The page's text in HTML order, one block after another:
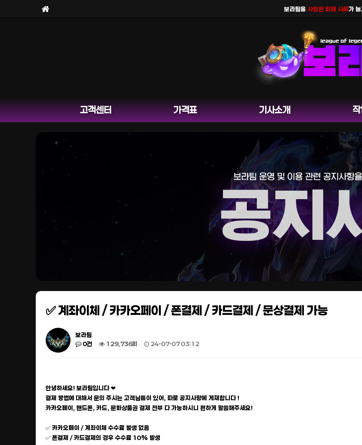
보라팀을사칭한 피해 사례가 늘고
고객센터 가격표 기사소개
✅ 계좌이체 / 카카오페이 / 폰결제 / 카드결제 / 문상결제 가능
보라팀
0건
129,736회 24-07-07 03:12
안녕하세요! 보라팀입니다 ❤
결제 방법에 대해서 문의 주시는 고객님들이 있어, 따로 공지사항에 게재합니다 !
카카오페이, 핸드폰, 카드, 문화상품권 결제 전부 다 가능하시니 편하게 말씀해주세요!
✅ 카카오페이 / 계좌이체 수수료 발생 없음
✅ 폰결제 / 카드결제의 경우 수수료 10% 발생